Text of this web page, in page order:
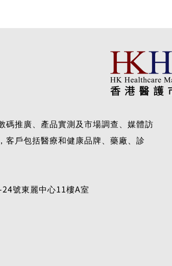
碼推廣、產品實測及市場調查、媒體訪
客戶包括醫療和健康品牌、藥廠、診
號東麗中心11樓A室